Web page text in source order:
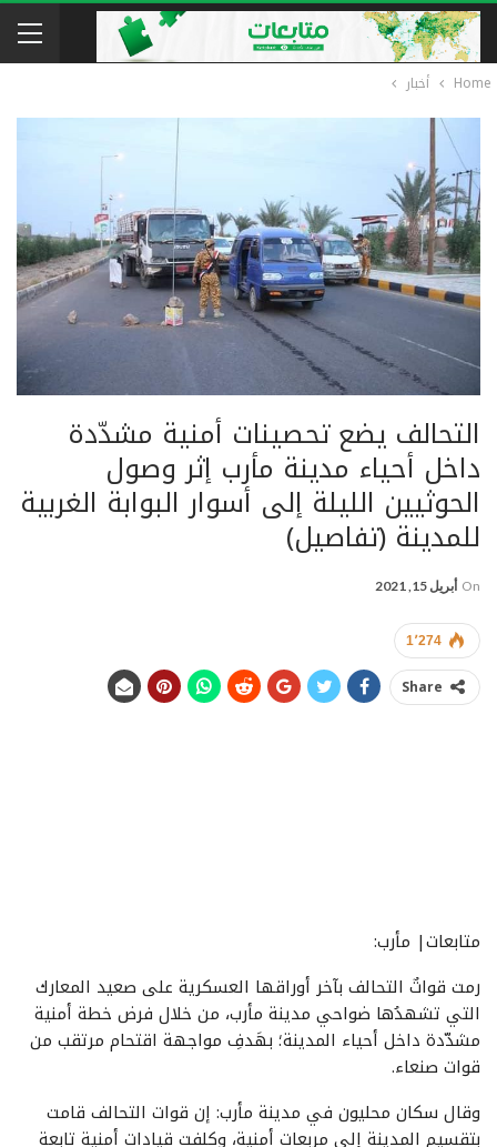
Home أخبار
التحالف يضع تحصينات أمنية مشدّدة
داخل أحياء مدينة مأرب إثر وصول
الحوثيين الليلة إلى أسوار البوابة الغربية
للمدينة (تفاصيل)
On أبريل 15, 2021
1٬274
Share
متابعات| مأرب:
رمت قواتٌ التحالف بآخر أوراقها العسكرية على صعيد المعارك
التي تشهدُها ضواحي مدينة مأرب، من خلال فرض خطة أمنية
مشدّدة داخل أحياء المدينة؛ بهَدفِ مواجهة اقتحام مرتقب من
قوات صنعاء.
وقال سكان محليون في مدينة مأرب: إن قوات التحالف قامت
بتقسيم المدينة إلى مربعات أمنية، وكلفت قيادات أمنية تابعة